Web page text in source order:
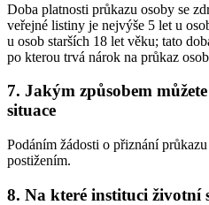
Doba platnosti průkazu osoby se
veřejné listiny je nejvýše 5 let u
u osob starších 18 let věku; tato
po kterou trvá nárok na průkaz
7. Jakým způsobem
situace
Podáním žádosti o přiznání
postižením.
8. Na které instituci životní